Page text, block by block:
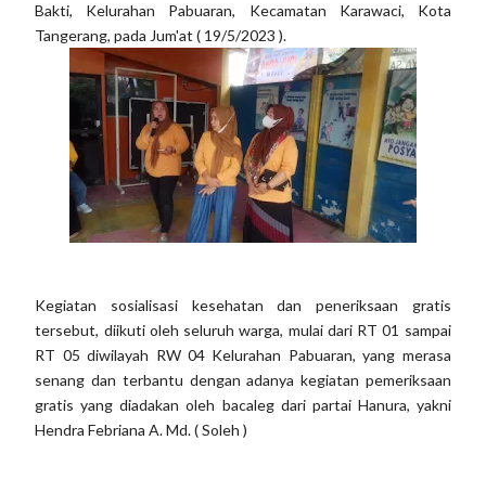
Bakti, Kelurahan Pabuaran, Kecamatan Karawaci, Kota
Tangerang, pada Jum'at ( 19/5/2023 ).
Kegiatan sosialisasi kesehatan dan peneriksaan gratis
tersebut, diikuti oleh seluruh warga, mulai dari RT 01 sampai
RT 05 diwilayah RW 04 Kelurahan Pabuaran, yang merasa
senang dan terbantu dengan adanya kegiatan pemeriksaan
gratis yang diadakan oleh bacaleg dari partai Hanura, yakni
Hendra Febriana A. Md. ( Soleh )